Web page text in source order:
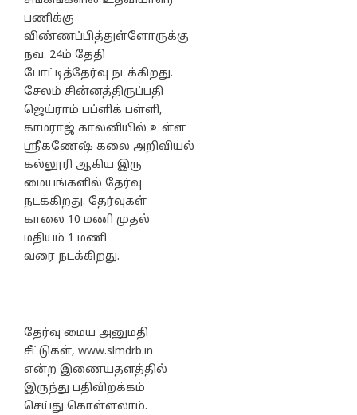
பணிக்கு
விண்ணப்பித்துள்ளோருக்கு
நவ. 24ம் தேதி
போட்டித்தேர்வு நடக்கிறது.
சேலம் சின்னத்திருப்பதி
ஜெய்ராம் பப்ளிக் பள்ளி,
காமராஜ் காலனியில் உள்ள
ஸ்ரீகணேஷ் கலை அறிவியல்
கல்லூரி ஆகிய இரு
மையங்களில் தேர்வு
நடக்கிறது. தேர்வுகள்
காலை 10 மணி முதல்
மதியம் 1 மணி
வரை நடக்கிறது.
தேர்வு மைய அனுமதி
சீட்டுகள், www.slmdrb.in
என்ற இணையதளத்தில்
இருந்து பதிவிறக்கம்
செய்து கொள்ளலாம்.